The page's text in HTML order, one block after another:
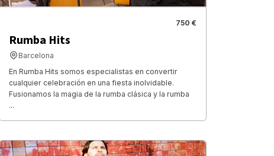
750 €
Rumba Hits
Barcelona
En Rumba Hits somos especialistas en convertir
cualquier celebración en una fiesta inolvidable.
Fusionamos la magia de la rumba clásica y la rumba
...